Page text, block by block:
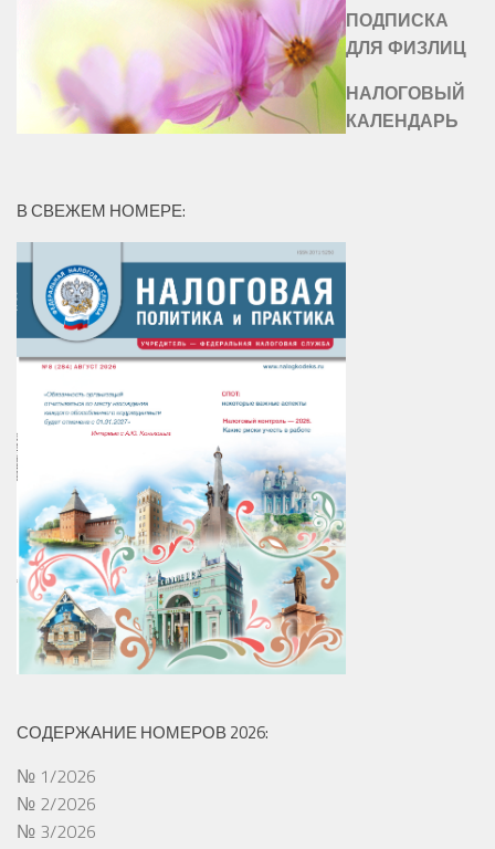
ПОДПИСКА
ДЛЯ ФИЗЛИЦ
НАЛОГОВЫЙ
КАЛЕНДАРЬ
В СВЕЖЕМ НОМЕРЕ:
СОДЕРЖАНИЕ НОМЕРОВ 2026:
№ 1/2026
№ 2/2026
№ 3/2026